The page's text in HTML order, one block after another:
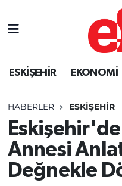
ESKİŞEHİR EKONOMİ
HABERLER ESKİŞEHİR
Annesi
Değnekle